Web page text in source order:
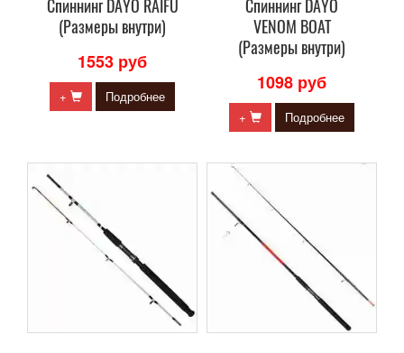
Cпиннинг DAYO RAIFU
(Размеры внутри)
1553 руб
+ Подробнее
Cпиннинг DAYO
VENOM BOAT
(Размеры внутри)
1098 руб
+ Подробнее